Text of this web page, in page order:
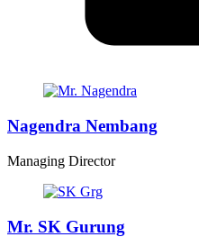
Nagendra Nembang
Managing Director
Mr. SK Gurung